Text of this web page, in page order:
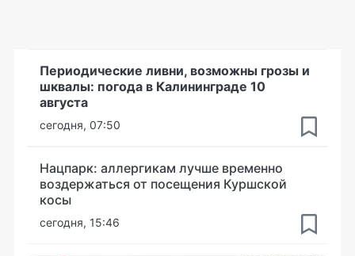
Периодические ливни, возможны грозы и
шквалы: погода в Калининграде 10
августа
сегодня, 07:50
Нацпарк: аллергикам лучше временно
воздержаться от посещения Куршской
косы
сегодня, 15:46